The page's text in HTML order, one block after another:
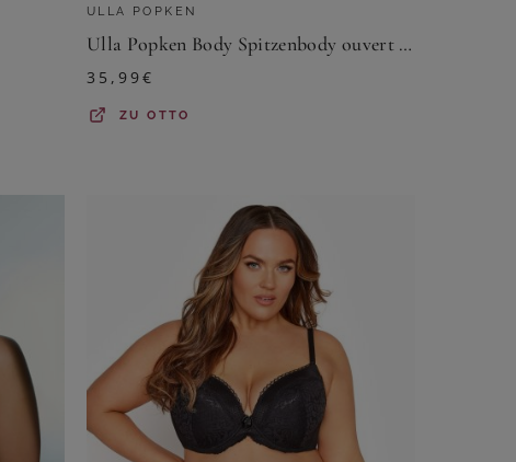
ULLA POPKEN
Ulla Popken Body Spitzenbody ouvert Öffnung im Schritt
35,99€
ZUOTTO